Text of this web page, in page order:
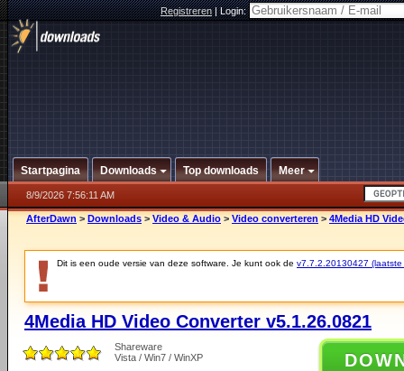
Registreren|Login:
Startpagina Downloads Top downloads Meer
8/9/2026 7:56:11 AM
AfterDawn > Downloads > Video & Audio > Video converteren > 4Media HD
Dit is een oude versie van deze software. Je kunt ook de v7.7.2.20130427 (laatste
4Media HD Video Converter v5.1.26.0821
Shareware
Vista / Win7 / WinXP